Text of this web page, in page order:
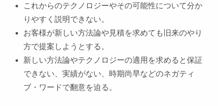
これからのテクノロジーやその可能性について分か
りやすく説明できない。
お客様が新しい方法論や見積を求めても旧来のやり
方で提案しようとする。
新しい方法論やテクノロジーの適用を求めると保証
できない、実績がない、時期尚早などのネガティ
ブ・ワードで翻意を迫る。